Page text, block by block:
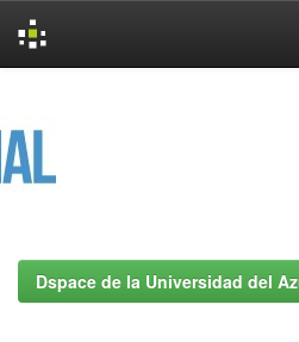
Dspace de la Universidad del